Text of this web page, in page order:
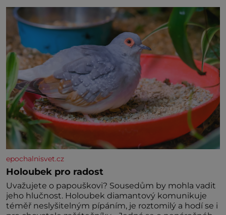
jednoduchost, měkkost a bezpečí, proto by pokoj
miminka měl působit především klidně a útulně.
Předškolní věk je
epochalnisvet.cz
Holoubek pro radost
Uvažujete o papouškovi? Sousedům by mohla vadit
jeho hlučnost. Holoubek diamantový komunikuje
téměř neslyšitelným pípáním, je roztomilý a hodí se i